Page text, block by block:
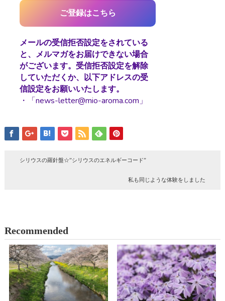
メールの受信拒否設定をされている
と、メルマガをお届けできない場合
がございます。受信拒否設定を解除
していただくか、以下アドレスの受
信設定をお願いいたします。
・「news-letter@mio-aroma.com」
シリウスの羅針盤☆”シリウスのエネルギーコード”
私も同じような体験をしました
Recommended